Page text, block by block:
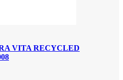
VITA RECYCLED